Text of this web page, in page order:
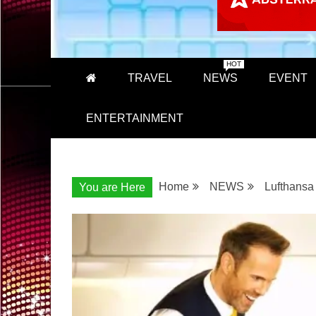
TRAVEL NEWS
HOT
EVENT
ENTERTAINMENT
You are Here Home NEWS